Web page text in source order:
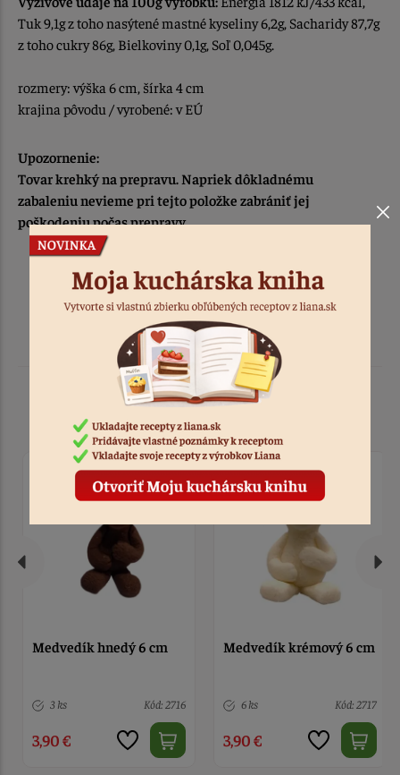
Tuk 9,1g z toho nasýtené mastné kyseliny 6,2g, Sacharidy 87,7g
z toho cukry 86g, Bielkoviny 0,1g, Soľ 0,045g.
rozmery: výška 6 cm, šírka 4 cm
krajina pôvodu / vyrobené: v EÚ
Upozornenie:
Tovar krehký na prepravu. Napriek dôkladnému
zabaleniu nevieme pri tejto položke zabrániť jej
poškodeniu počas prepravy.
Podobné produkty
Medvedík hnedý 6 cm
3 ks Kód: 2716
3,90 €
Medvedík krémový 6 cm
6 ks Kód: 2717
3,90 €